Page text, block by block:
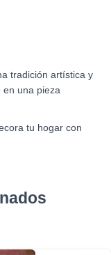
tradición artística y
en una pieza
tu hogar con